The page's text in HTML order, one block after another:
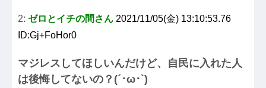
2: ゼロとイチの間さん 2021/11/05(金) 13:10:53.76
ID:Gj+FoHor0
マジレスしてほしいんだけど、自民に入れた人
は後悔してないの？(´･ω･`)